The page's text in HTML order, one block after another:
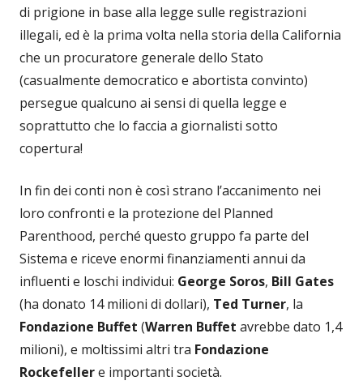
di prigione in base alla legge sulle registrazioni
illegali, ed è la prima volta nella storia della California
che un procuratore generale dello Stato
(casualmente democratico e abortista convinto)
persegue qualcuno ai sensi di quella legge e
soprattutto che lo faccia a giornalisti sotto
copertura!
In fin dei conti non è così strano l’accanimento nei
loro confronti e la protezione del Planned
Parenthood, perché questo gruppo fa parte del
Sistema e riceve enormi finanziamenti annui da
influenti e loschi individui: George Soros, Bill Gates
(ha donato 14 milioni di dollari), Ted Turner, la
Fondazione Buffet (Warren Buffet avrebbe dato 1,4
milioni), e moltissimi altri tra Fondazione
Rockefellere importanti società.